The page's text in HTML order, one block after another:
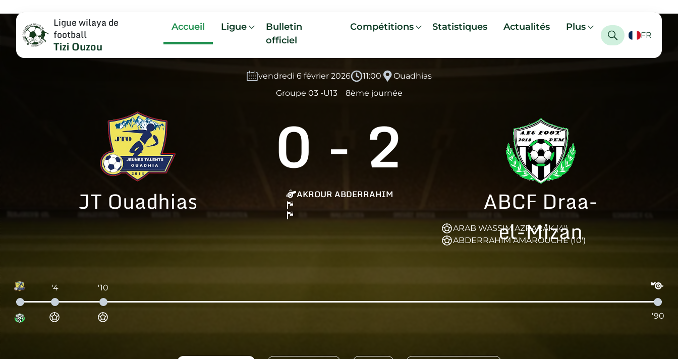
Ligue wilaya de
football
Tizi Ouzou
Accueil Ligue
Bulletin
officiel
Compétitions Statistiques Actualités Plus
FR
vendredi 6 février 2026 11:00
Ouadhias
Groupe 03 -U13
8ème journée
JT Ouadhias
0 - 2
AKROUR ABDERRAHIM
ABCF Draa-
el-Mizan
ARAB WASSIM AZRARAK (4')
ABDERRAHIM AMAROUCHE (10')
'4 '10
'90